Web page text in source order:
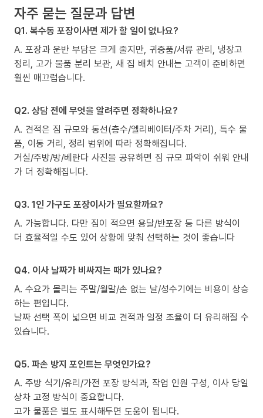
자주 묻는 질문과 답변
Q1. 복수동 포장이사면 제가 할 일이 없나요?
A. 포장과 운반 부담은 크게 줄지만, 귀중품/서류 관리, 냉장고
정리, 고가 물품 분리 보관, 새 집 배치 안내는 고객이 준비하면
훨씬 매끄럽습니다.
Q2. 상담 전에 무엇을 알려주면 정확하나요?
A. 견적은 짐 규모와 동선(층수/엘리베이터/주차 거리), 특수 물
품, 이동 거리, 정리 범위에 따라 정확해집니다.
거실/주방/방/베란다 사진을 공유하면 짐 규모 파악이 쉬워 안내
가 더 정확해집니다.
Q3. 1인 가구도 포장이사가 필요할까요?
A. 가능합니다. 다만 짐이 적으면 용달/반포장 등 다른 방식이
더 효율적일 수도 있어 상황에 맞춰 선택하는 것이 좋습니다
Q4. 이사 날짜가 비싸지는 때가 있나요?
A. 수요가 몰리는 주말/월말/손 없는 날/성수기에는 비용이 상승
하는 편입니다.
날짜 선택 폭이 넓으면 비교 견적과 일정 조율이 더 유리해질 수
있습니다.
Q5. 파손 방지 포인트는 무엇인가요?
A. 주방 식기/유리/가전 포장 방식과, 작업 인원 구성, 이사 당일
상차 고정 방식이 중요합니다.
고가 물품은 별도 표시해두면 도움이 됩니다.